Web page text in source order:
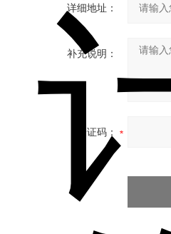
详细地址：
补充说明：
验证码：